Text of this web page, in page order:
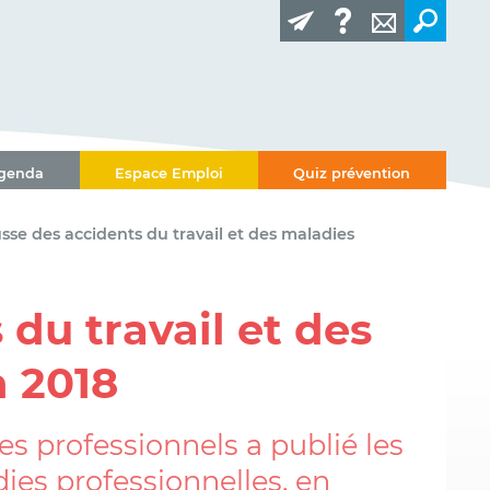
Espace Emploi Quiz prévention
des accidents du travail et des maladies
du travail et des
professionnels a publié les
professionnelles, en